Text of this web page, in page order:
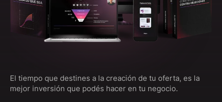
El tiempo que destines a la creación de tu oferta, es la
mejor inversión que podés hacer en tu negocio.